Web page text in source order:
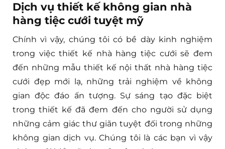
Dịch vụ thiết kế không gian nhà
hàng tiệc cưới tuyệt mỹ
Chính vì vậy, chúng tôi có bề dày kinh nghiệm
trong việc thiết kế nhà hàng tiệc cưới sẽ đem
đến những mẫu thiết kế nội thất nhà hàng tiệc
cưới đẹp mới lạ, những trải nghiệm về không
gian độc đáo ấn tượng. Sự sáng tạo đặc biệt
trong thiết kế đã đem đến cho người sử dụng
những cảm giác thư giãn tuyệt đối trong những
không gian dịch vụ. Chúng tôi là các bạn vì vậy